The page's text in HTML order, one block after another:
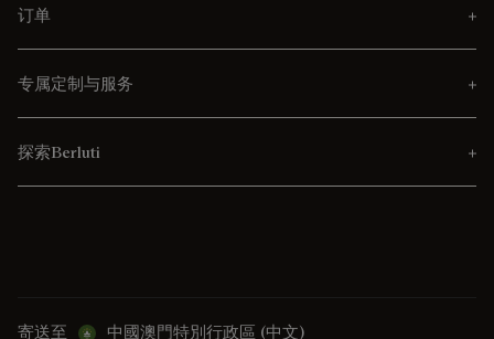
订单
专属定制与服务
探索Berluti
寄送至 中國澳門特別行政區 (中文)